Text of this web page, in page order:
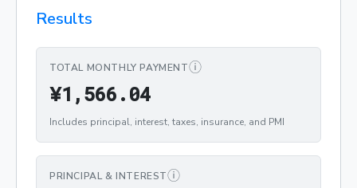
Results
TOTAL MONTHLY PAYMENTⓘ
¥1 ,566.04¥1,566.04
Includes principal, interest, taxes, insurance, and PMI
PRINCIPAL & INTERESTⓘ